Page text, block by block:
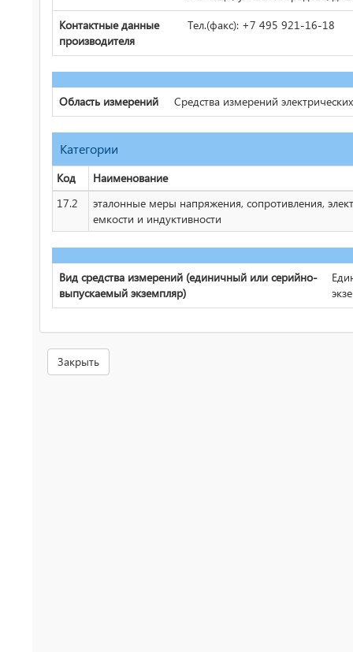
Контактные данные
производителя
Тел.(факс): +7 495 921-16-18
Область измерений Средства измерений
Категории
Код
Наименование
17.2
эталонные меры напряжения, сопротивления,
емкости и индуктивности
Вид средства измерений (единичный или серийно-
выпускаемый экземпляр)
Закрыть